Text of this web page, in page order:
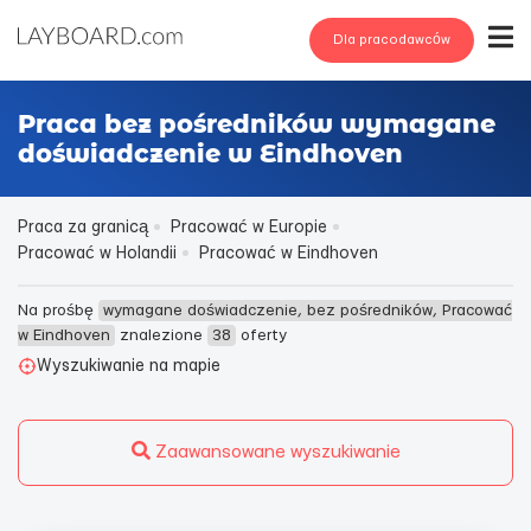
Dla pracodawców
Praca bez pośredników wymagane
doświadczenie w Eindhoven
Praca za granicą
Pracować w Europie
Pracować w Holandii
Pracować w Eindhoven
Na prośbę wymagane doświadczenie, bez pośredników, Pracować
w Eindhoven
znalezione 38
oferty
Wyszukiwanie na mapie
Zaawansowane wyszukiwanie